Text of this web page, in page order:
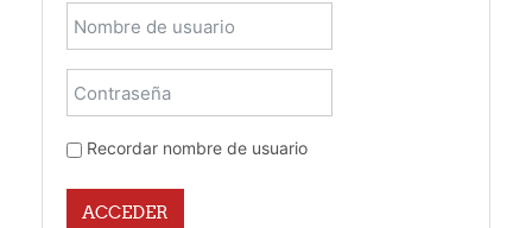
Nombre de usuario
Contraseña
Recordar nombre de usuario
ACCEDER